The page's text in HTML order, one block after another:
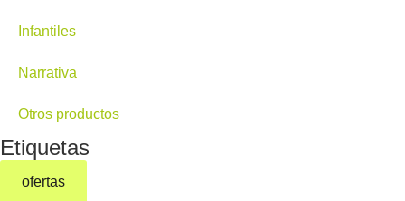
Infantiles
Narrativa
Otros productos
Etiquetas
ofertas